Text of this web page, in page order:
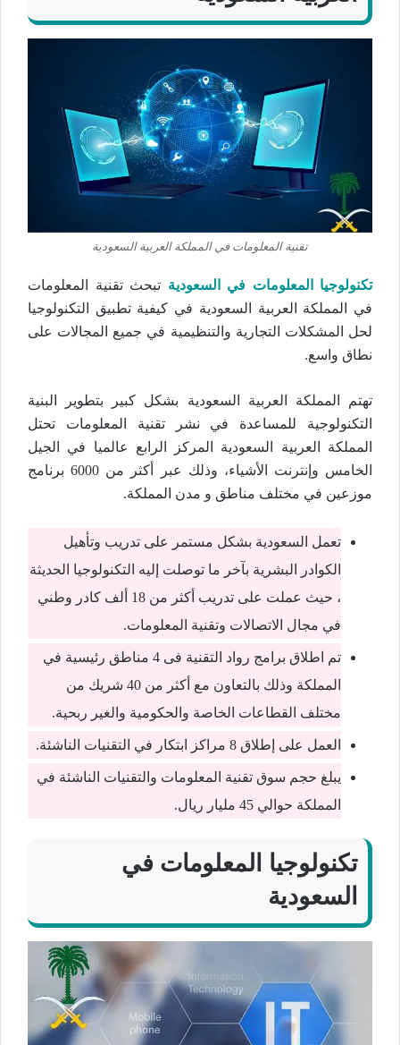
تقنية المعلومات في المملكة العربية السعودية
تكنولوجيا المعلومات في السعودية تبحث تقنية المعلومات
في المملكة العربية السعودية في كيفية تطبيق التكنولوجيا
لحل المشكلات التجارية والتنظيمية في جميع المجالات على
نطاق واسع.
تهتم المملكة العربية السعودية بشكل كبير بتطوير البنية
التكنولوجية للمساعدة في نشر تقنية المعلومات تحتل
المملكة العربية السعودية المركز الرابع عالميا في الجيل
الخامس وإنترنت الأشياء، وذلك عبر أكثر من 6000 برنامج
موزعين في مختلف مناطق و مدن المملكة.
تعمل السعودية بشكل مستمر على تدريب وتأهيل
الكوادر البشرية بآخر ما توصلت إليه التكنولوجيا الحديثة
، حيث عملت على تدريب أكثر من 18 ألف كادر وطني
في مجال الاتصالات وتقنية المعلومات.
تم اطلاق برامج رواد التقنية فى 4 مناطق رئيسية في
المملكة وذلك بالتعاون مع أكثر من 40 شريك من
مختلف القطاعات الخاصة والحكومية والغير ربحية.
العمل على إطلاق 8 مراكز ابتكار في التقنيات الناشئة.
يبلغ حجم سوق تقنية المعلومات والتقنيات الناشئة في
المملكة حوالي 45 مليار ريال.
تكنولوجيا المعلومات في
السعودية